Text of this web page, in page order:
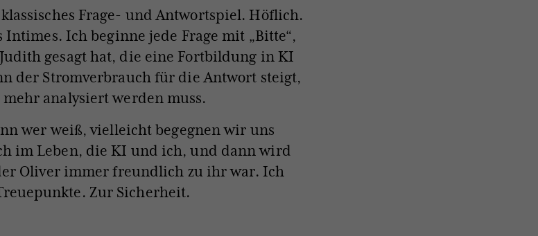
Frage- und Antwortspiel. Höflich.
Ich beginne jede Frage mit „Bitte“,
gesagt hat, die eine Fortbildung in KI
der Stromverbrauch für die Antwort steigt,
analysiert werden muss.
wer weiß, vielleicht begegnen wir uns
im Leben, die KI und ich, und dann wird
Oliver immer freundlich zu ihr war. Ich
Zur Sicherheit.